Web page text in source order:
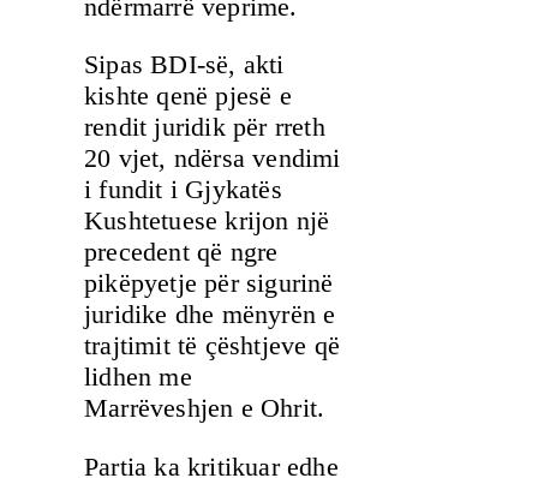
ndërmarrë veprime.
Sipas BDI-së, akti
kishte qenë pjesë e
rendit juridik për rreth
20 vjet, ndërsa vendimi
i fundit i Gjykatës
Kushtetuese krijon një
precedent që ngre
pikëpyetje për sigurinë
juridike dhe mënyrën e
trajtimit të çështjeve që
lidhen me
Marrëveshjen e Ohrit.
Partia ka kritikuar edhe